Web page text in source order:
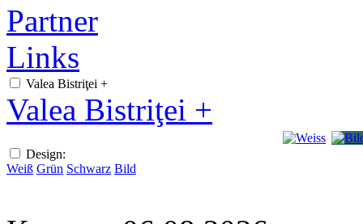
Partner
Links
Valea Bistriţei +
Valea Bistriţei +
Design:
Weiß Grün Schwarz Bild